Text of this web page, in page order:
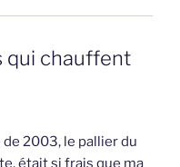
qui chauffent
2003, le pallier du